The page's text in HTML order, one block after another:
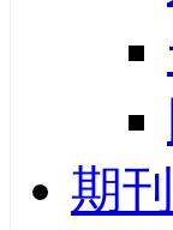
期